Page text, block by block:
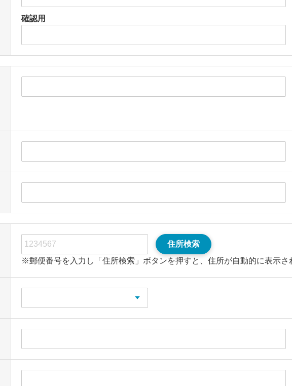
確認用
住所検索
※郵便番号を入力し「住所検索」ボタンを押すと、住所が自動的に表示さ